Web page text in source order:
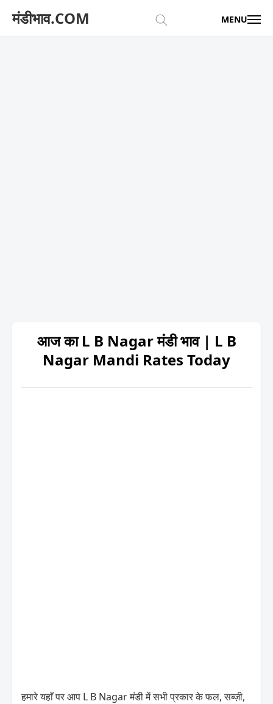
मंडीभाव.COM MENU
आज का L B Nagar मंडी भाव | L B
Nagar Mandi Rates Today
हमारे यहाँ पर आप L B Nagar मंडी में सभी प्रकार के फल, सब्ज़ी,